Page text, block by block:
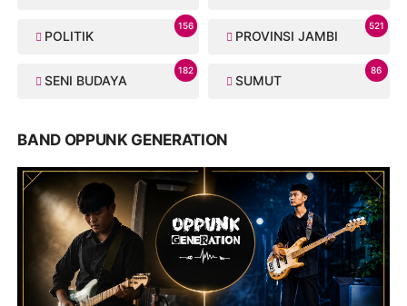
POLITIK
156
PROVINSI JAMBI
521
SENI BUDAYA
182
SUMUT
86
BAND OPPUNK GENERATION